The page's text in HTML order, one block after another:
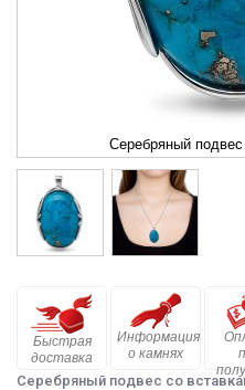
Серебряный
Быстрая
доставка
Информация
о камнях
Серебряный подвес со